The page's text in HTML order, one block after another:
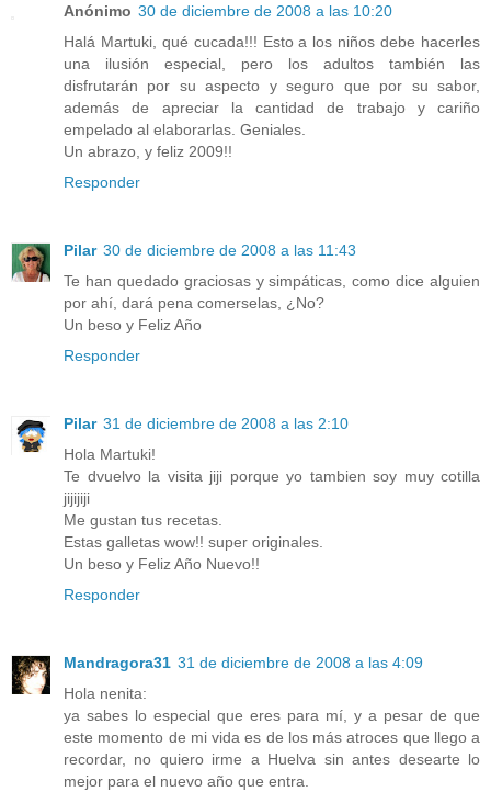
Anónimo 30 de diciembre de 2008 a las 10:20
Halá Martuki, qué cucada!!! Esto a los niños debe hacerles
una ilusión especial, pero los adultos también las
disfrutarán por su aspecto y seguro que por su sabor,
además de apreciar la cantidad de trabajo y cariño
empelado al elaborarlas. Geniales.
Un abrazo, y feliz 2009!!
Responder
Pilar 30 de diciembre de 2008 a las 11:43
Te han quedado graciosas y simpáticas, como dice alguien
por ahí, dará pena comerselas, ¿No?
Un beso y Feliz Año
Responder
Pilar 31 de diciembre de 2008 a las 2:10
Hola Martuki!
Te dvuelvo la visita jiji porque yo tambien soy muy cotilla
jijijiji
Me gustan tus recetas.
Estas galletas wow!! super originales.
Un beso y Feliz Año Nuevo!!
Responder
Mandragora31 31 de diciembre de 2008 a las 4:09
Hola nenita:
ya sabes lo especial que eres para mí, y a pesar de que
este momento de mi vida es de los más atroces que llego a
recordar, no quiero irme a Huelva sin antes desearte lo
mejor para el nuevo año que entra.